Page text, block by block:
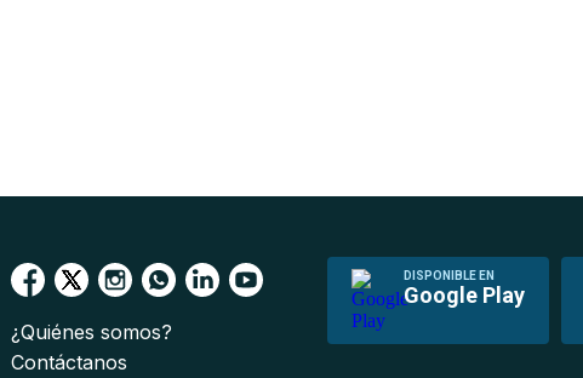
DISPONIBLE EN
Google Play
¿Quiénes somos?
Contáctanos